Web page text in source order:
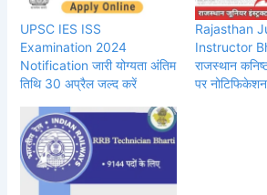
UPSC IES ISS
Examination 2024
Notification जारी योग्यता अंतिम
तिथि 30 अप्रैल जल्द करें
Rajasthan
Instructor
राजस्थान
पर नोटिफिकेशन